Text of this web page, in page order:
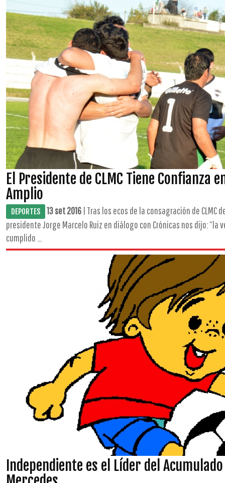
El Presidente de CLMC Tiene Confianza
Amplio
DEPORTES 13 set 2016 | Tras los ecos de la consagración de CLMC
presidente Jorge Marcelo Ruiz en diálogo con Crónicas nos dijo: “la
cumplido ...
Independiente es el Líder del